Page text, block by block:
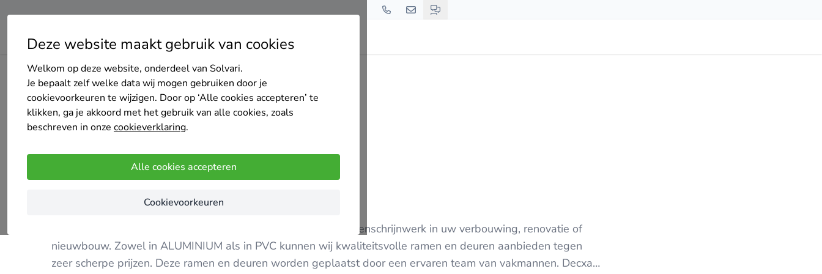
Deze website maakt gebruik van cookies
Welkom op deze website, onderdeel van Solvari.
Je bepaalt zelf welke data wij mogen gebruiken door je
cookievoorkeuren te wijzigen. Door op ‘Alle cookies accepteren’ te
klikken, ga je akkoord met het gebruik van alle cookies, zoals
beschreven in onze cookieverklaring.
Alle cookies accepteren
Cookievoorkeuren
Home Bedrijven overzicht Decxan Plastics
Decxan Plastics bvba is uw betrouwbare partner voor het buitenschrijnwerk in uw verbouwing, renovatie of
nieuwbouw. Zowel in ALUMINIUM als in PVC kunnen wij kwaliteitsvolle ramen en deuren aanbieden tegen
zeer scherpe prijzen. Deze ramen en deuren worden geplaatst door een ervaren team van vakmannen. Decxan